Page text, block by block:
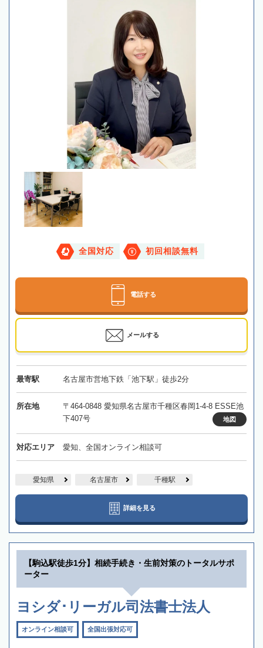
全国対応 初回相談無料
電話する
メールする
最寄駅 名古屋市営地下鉄「池下駅」徒歩2分
所在地
〒464-0848 愛知県名古屋市千種区春岡1-4-8 ESSE池
下407号
地図
対応エリア 愛知、全国オンライン相談可
愛知県 名古屋市 千種駅
詳細を見る
【駒込駅徒歩1分】相続手続き・生前対策のトータルサポ
ーター
ヨシダ･リーガル司法書士法人
オンライン相談可 全国出張対応可